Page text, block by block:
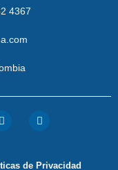
4367
de Privacidad